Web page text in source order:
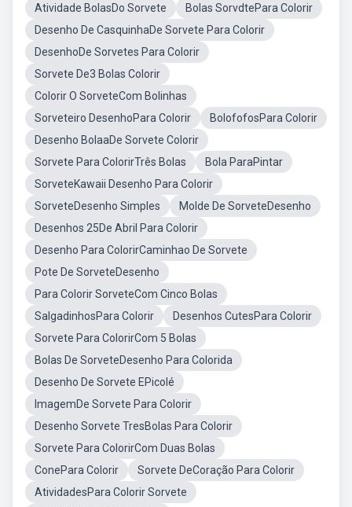
Atividade BolasDo Sorvete
Bolas SorvdtePara Colorir
Desenho De CasquinhaDe Sorvete Para Colorir
DesenhoDe Sorvetes Para Colorir
Sorvete De3 Bolas Colorir
Colorir O SorveteCom Bolinhas
Sorveteiro DesenhoPara Colorir
BolofofosPara Colorir
Desenho BolaaDe Sorvete Colorir
Sorvete Para ColorirTrês Bolas
Bola ParaPintar
SorveteKawaii Desenho Para Colorir
SorveteDesenho Simples
Molde De SorveteDesenho
Desenhos 25De Abril Para Colorir
Desenho Para ColorirCaminhao De Sorvete
Pote De SorveteDesenho
Para Colorir SorveteCom Cinco Bolas
SalgadinhosPara Colorir
Desenhos CutesPara Colorir
Sorvete Para ColorirCom 5 Bolas
Bolas De SorveteDesenho Para Colorida
Desenho De Sorvete EPicolé
ImagemDe Sorvete Para Colorir
Desenho Sorvete TresBolas Para Colorir
Sorvete Para ColorirCom Duas Bolas
ConePara Colorir
Sorvete DeCoração Para Colorir
AtividadesPara Colorir Sorvete